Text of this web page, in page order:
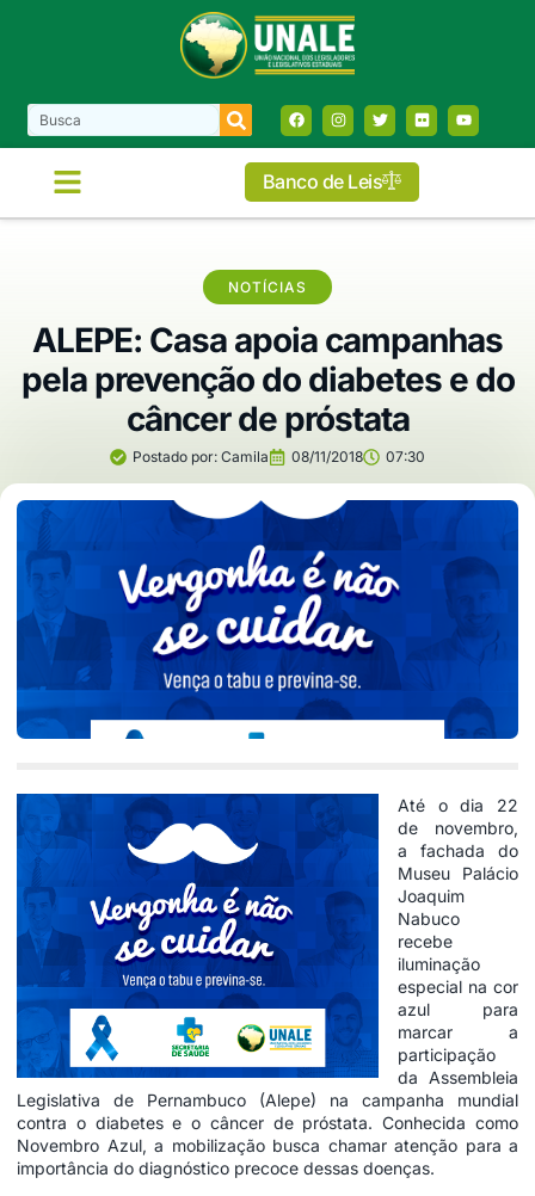
Banco de Leis
NOTÍCIAS
ALEPE: Casa apoia campanhas
pela prevenção do diabetes e do
câncer de próstata
Postado por: Camila 08/11/2018 07:30
Até o dia 22
de novembro,
a fachada do
Museu Palácio
Joaquim
Nabuco
recebe
iluminação
especial na cor
azul para
marcar a
participação
da Assembleia
Legislativa de Pernambuco (Alepe) na campanha mundial
contra o diabetes e o câncer de próstata. Conhecida como
Novembro Azul, a mobilização busca chamar atenção para a
importância do diagnóstico precoce dessas doenças.